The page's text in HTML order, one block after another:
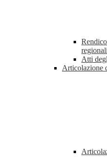
Atti
Articolazione